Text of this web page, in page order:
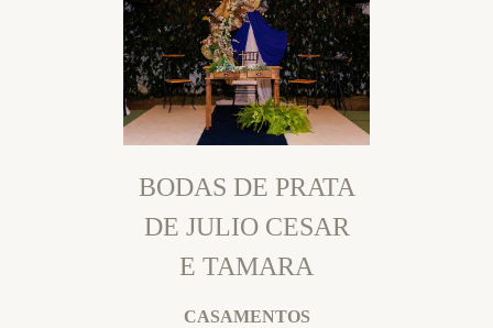
BODAS DE PRATA
DE JULIO CESAR
E TAMARA
CASAMENTOS